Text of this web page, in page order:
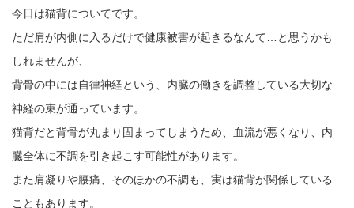
今日は猫背についてです。
ただ肩が内側に入るだけで健康被害が起きるなんて…と思うかも
しれませんが、
背骨の中には自律神経という、内臓の働きを調整している大切な
神経の束が通っています。
猫背だと背骨が丸まり固まってしまうため、血流が悪くなり、内
臓全体に不調を引き起こす可能性があります。
また肩凝りや腰痛、そのほかの不調も、実は猫背が関係している
こともあります。